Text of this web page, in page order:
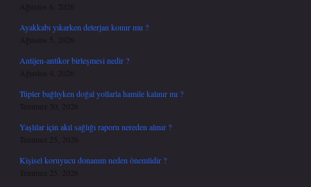
Ağustos 6, 2026
Ayakkabı yıkarken deterjan konur mu ?
Ağustos 5, 2026
Antijen-antikor birleşmesi nedir ?
Ağustos 4, 2026
Tüpler bağlıyken doğal yollarla hamile kalınır mı ?
Temmuz 30, 2026
Yaşlılar için akıl sağlığı raporu nereden alınır ?
Temmuz 25, 2026
Kişisel koruyucu donanım neden önemlidir ?
Temmuz 25, 2026